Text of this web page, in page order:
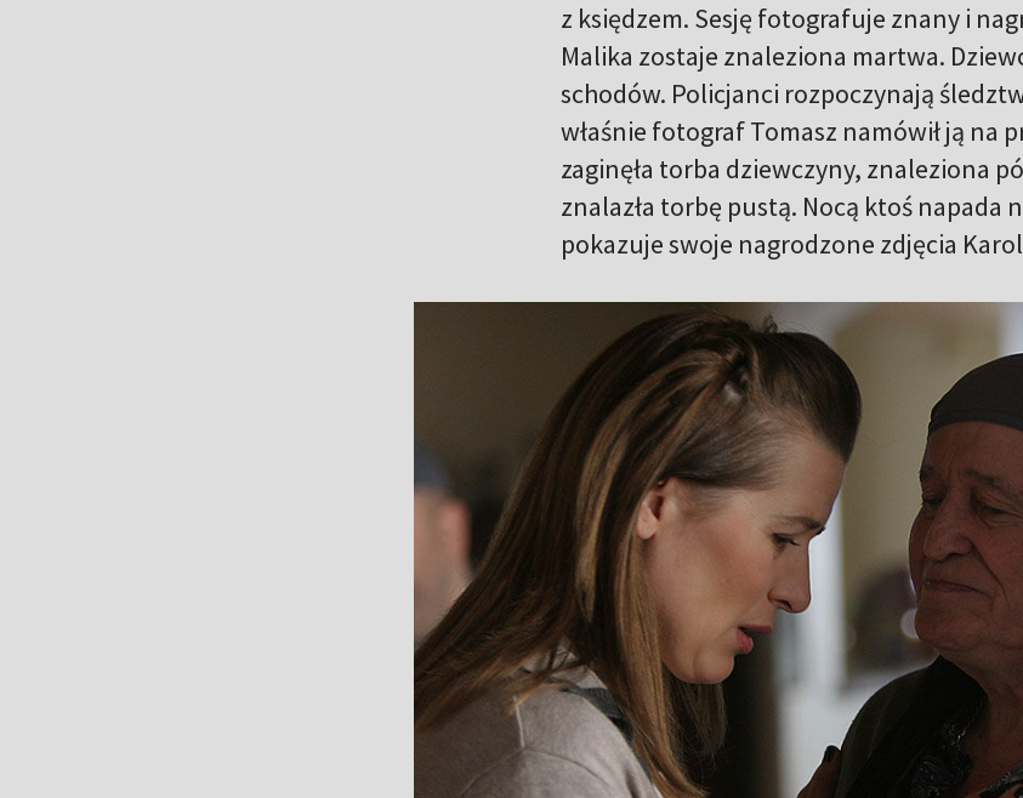
z księdzem. Sesję fotografuje znany i
Malika zostaje znaleziona martwa.
schodów. Policjanci rozpoczynają
właśnie fotograf Tomasz namówił ją na
zaginęła torba dziewczyny, znaleziona
znalazła torbę pustą. Nocą ktoś napada
pokazuje swoje nagrodzone zdjęcia